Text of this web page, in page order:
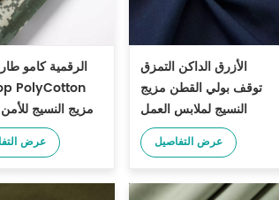
الرقمية كامو
PolyCotton
مزيج النسيج
عرض
الأزرق الداكن التمزق
توقف بولي القطن مزيج
النسيج لملابس العمل
عرض التفاصيل